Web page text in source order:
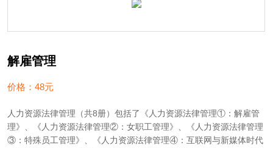
解雇管理
价格：48元
人力资源法律管理（共8册）包括了《人力资源法律管理①：解雇管
理》、《人力资源法律管理②：女职工管理》、《人力资源法律管理
③：特殊员工管理》、《人力资源法律管理④：互联网与新媒体时代